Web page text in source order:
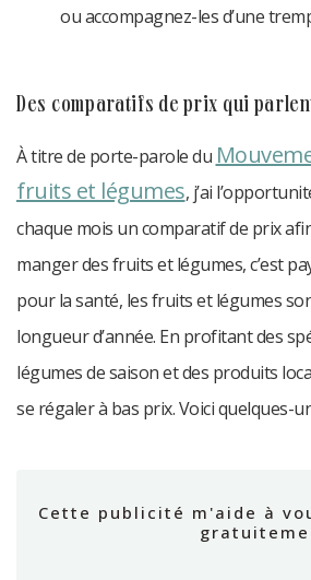
ou accompagnez-les d’une
des comparatifs de prix qui
À titre de porte-parole du
fruits et légumes, j’ai
chaque mois un comparatif de prix
manger des fruits et légumes, c’est
pour la santé, les fruits et légumes
longueur d’année. En profitant des
légumes de saison et des produits
se régaler à bas prix. Voici quelques-